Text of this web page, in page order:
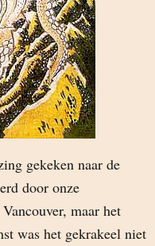
gekeken naar de
door onze
maar het
was het gekrakeel niet